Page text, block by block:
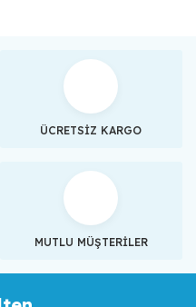
ÜCRETSİZ KARGO
MUTLU MÜŞTERİLER